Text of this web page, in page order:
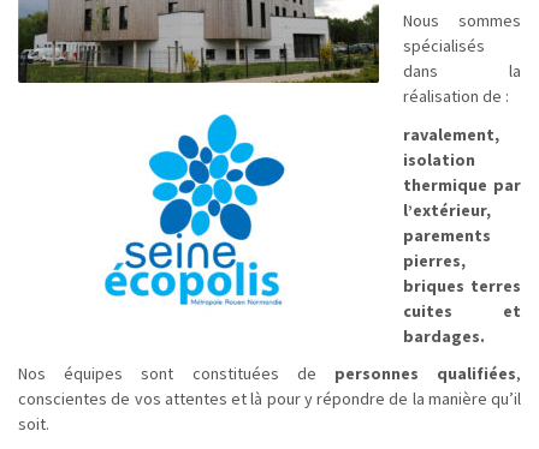
Nous sommes
spécialisés
dans la
réalisation de :
ravalement,
isolation
thermique par
l’extérieur,
parements
pierres,
briques terres
cuites et
bardages.
Nos équipes sont constituées de personnes qualifiées,
conscientes de vos attentes et là pour y répondre de la manière qu’il
soit.